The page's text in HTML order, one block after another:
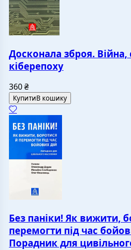
Досконала зброя. Війна,
кіберепоху
360₴
КупитиВ кошику
Без паніки! Як вижити,
перемогти під час
Порадник для